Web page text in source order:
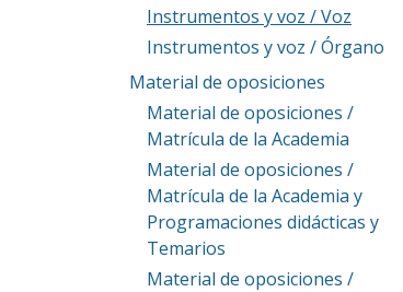
Instrumentos y voz / Voz
Instrumentos y voz / Órgano
Material de oposiciones
Material de oposiciones /
Matrícula de la Academia
Material de oposiciones /
Matrícula de la Academia y
Programaciones didácticas y
Temarios
Material de oposiciones /